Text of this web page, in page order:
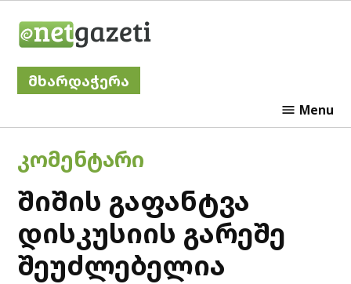
მხარდაჭერა
Menu
POSTED
IN
ᲙᲝᲛᲔᲜᲢᲐᲠᲘ
შიშის გაფანტვა
დისკუსიის გარეშე
შეუძლებელია